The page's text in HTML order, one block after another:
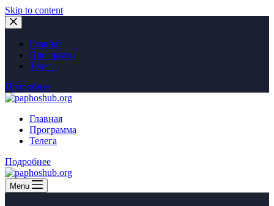
Skip to content
Главная
Программа
Телега
Подробнее
Главная
Программа
Телега
Подробнее
Menu